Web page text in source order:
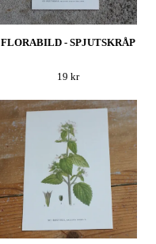
FLORABILD - SPJUTSKRÅP
19 kr